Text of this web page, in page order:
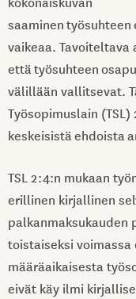
saaminen
vaikeaa.
että työsuhteen
välillään vallitsevat.
Työsopimuslain
keskeisistä ehdoista
TSL 2:4:n mukaan
erillinen kirjallinen
palkanmaksukauden
toistaiseksi
määräaikaisesta
eivät käy ilmi